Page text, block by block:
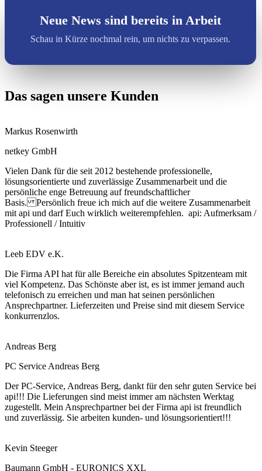
Neue News sind bereits in Arbeit
Schau in Kürze nochmal rein, um nichts zu verpassen.
Das sagen unsere Kunden
Markus Rosenwirth
netkey GmbH
Vielen Dank für die seit 2012 bestehende professionelle,
lösungsorientierte und zuverlässige Zusammenarbeit und die
persönliche enge Betreuung auf freundschaftlicher
Basis. Persönlich freue ich mich auf die weitere Zusammenarbeit
mit api und darf Euch wirklich weiterempfehlen. api: Aufmerksam /
Professionell / Intuitiv
Leeb EDV e.K.
Die Firma API hat für alle Bereiche ein absolutes Spitzenteam mit
viel Kompetenz. Das Schönste aber ist, es ist immer jemand auch
telefonisch zu erreichen und man hat seinen persönlichen
Ansprechpartner. Lieferzeiten und Preise sind mit diesem Service
konkurrenzlos.
Andreas Berg
PC Service Andreas Berg
Der PC-Service, Andreas Berg, dankt für den sehr guten Service bei
api!!! Die Lieferungen sind meist immer am nächsten Werktag
zugestellt. Mein Ansprechpartner bei der Firma api ist freundlich
und zuverlässig. Sie arbeiten kunden- und lösungsorientiert!!!
Kevin Steeger
Baumann GmbH - EURONICS XXL